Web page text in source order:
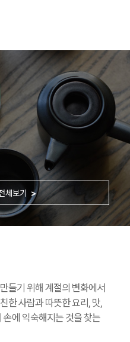
체보기
들기 위해 계절의 변화에서
한 사람과 따뜻한 요리, 맛,
에 익숙해지는 것을 찾는